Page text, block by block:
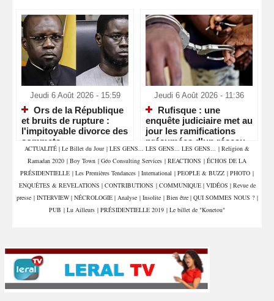
Jeudi 6 Août 2026 - 15:59
Ors de la République
et bruits de rupture :
l'impitoyable divorce des
sommets
Jeudi 6 Août 2026 - 11:36
Rufisque : une
enquête judiciaire met au
jour les ramifications
présumées d'un réseau
de sextorsion, de
proxénétisme et de trafic
de stupéfiants
ACTUALITÉ | Le Billet du Jour | LES GENS... LES GENS... LES GENS... | Religion &
Ramadan 2020 | Boy Town | Géo Consulting Services | REACTIONS | ÉCHOS DE LA
PRÉSIDENTIELLE | Les Premières Tendances | International | PEOPLE & BUZZ | PHOTO |
ENQUÊTES & REVELATIONS | CONTRIBUTIONS | COMMUNIQUE | VIDÉOS | Revue de
presse | INTERVIEW | NÉCROLOGIE | Analyse | Insolite | Bien être | QUI SOMMES NOUS ? |
PUB | Lu Ailleurs | PRÉSIDENTIELLE 2019 | Le billet de "Konetou"